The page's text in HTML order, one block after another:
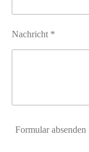
Nachricht *
Formular absenden